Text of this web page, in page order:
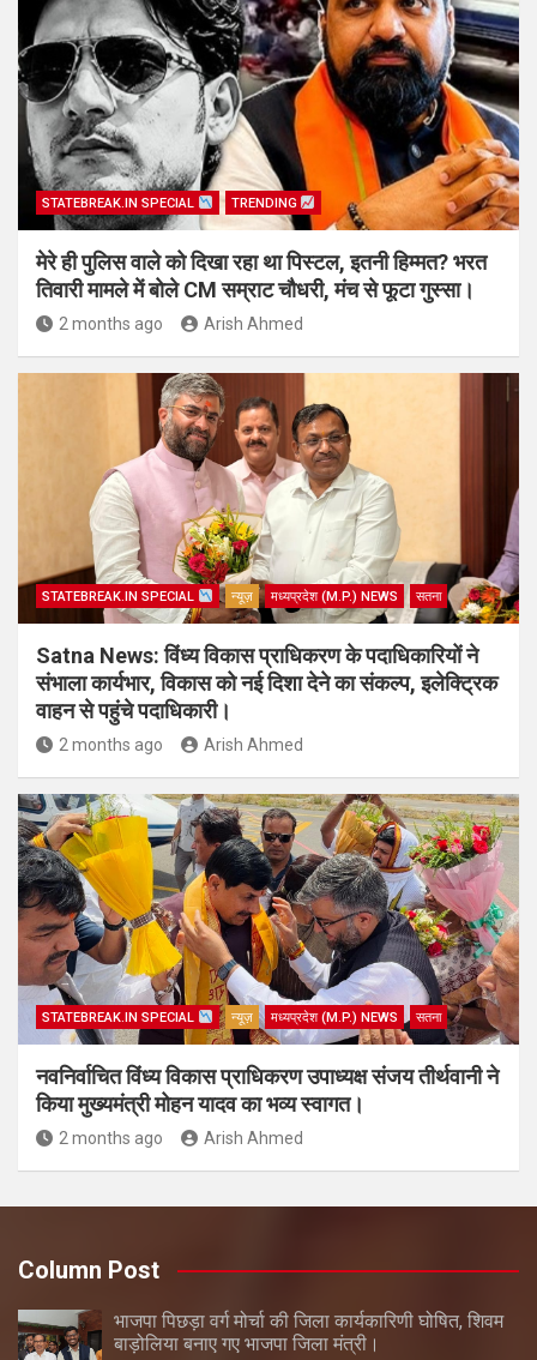
STATEBREAK.IN SPECIAL TRENDING
मेरे ही पुलिस वाले को दिखा रहा था पिस्टल, इतनी हिम्मत? भरत
तिवारी मामले में बोले CM सम्राट चौधरी, मंच से फूटा गुस्सा।
2 months ago Arish Ahmed
STATEBREAK.IN SPECIAL न्यूज़ मध्यप्रदेश (M.P.) NEWS सतना
Satna News: विंध्य विकास प्राधिकरण के पदाधिकारियों ने
संभाला कार्यभार, विकास को नई दिशा देने का संकल्प, इलेक्ट्रिक
वाहन से पहुंचे पदाधिकारी।
2 months ago Arish Ahmed
STATEBREAK.IN SPECIAL न्यूज़ मध्यप्रदेश (M.P.) NEWS सतना
नवनिर्वाचित विंध्य विकास प्राधिकरण उपाध्यक्ष संजय तीर्थवानी ने
किया मुख्यमंत्री मोहन यादव का भव्य स्वागत।
2 months ago Arish Ahmed
Column Post
भाजपा पिछड़ा वर्ग मोर्चा की जिला कार्यकारिणी घोषित, शिवम
बाड़ोलिया बनाए गए भाजपा जिला मंत्री।